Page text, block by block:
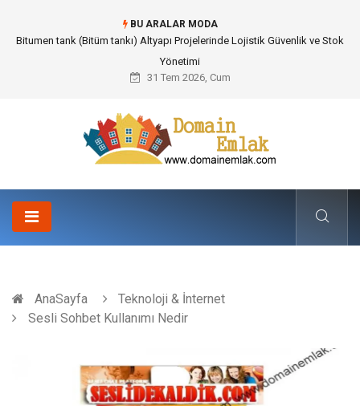
BU ARALAR MODA
Güvenilir Chip Satışı: Kesintisiz Poker Deneyimi İçin Profesyonel Destek
31 Tem 2026, Cum
AnaSayfa
Teknoloji & İnternet
Sesli Sohbet Kullanımı Nedir